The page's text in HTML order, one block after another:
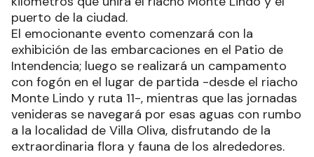
puerto de la ciudad.
El emocionante evento comenzará con la
exhibición de las embarcaciones en el Patio de
Intendencia; luego se realizará un campamento
con fogón en el lugar de partida -desde el riacho
Monte Lindo y ruta 11-, mientras que las jornadas
venideras se navegará por esas aguas con rumbo
a la localidad de Villa Oliva, disfrutando de la
extraordinaria flora y fauna de los alrededores.